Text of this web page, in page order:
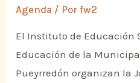
Agenda / Porfw2
El Instituto de Educación
Educación de la
Pueyrredón organizan la